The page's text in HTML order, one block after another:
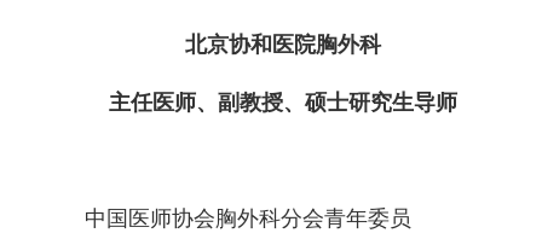
北京协和医院胸外科
主任医师、副教授、硕士研究生导师
中国医师协会胸外科分会青年委员